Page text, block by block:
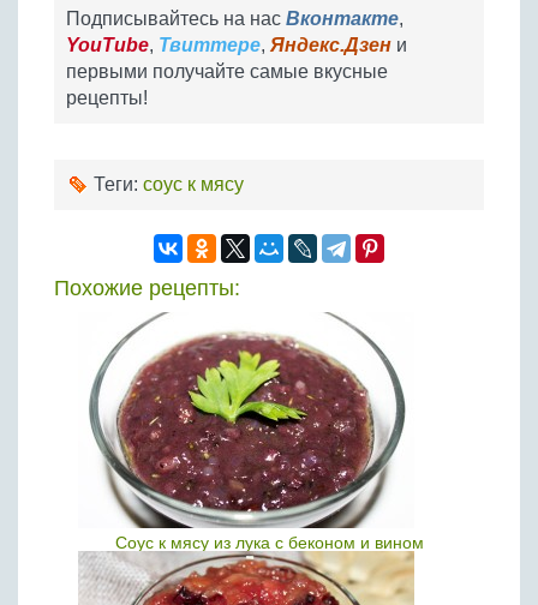
Подписывайтесь на нас Вконтакте,
YouTube, Твиттере, Яндекс.Дзен и
первыми получайте самые вкусные
рецепты!
Теги: соус к мясу
Похожие рецепты:
Соус к мясу из лука с беконом и вином